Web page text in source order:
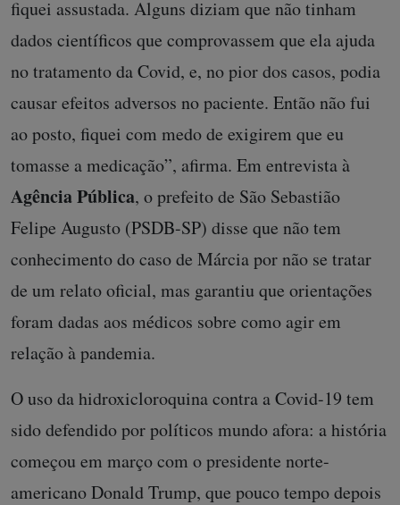
fiquei assustada. Alguns diziam que não tinham
dados científicos que comprovassem que ela ajuda
no tratamento da Covid, e, no pior dos casos, podia
causar efeitos adversos no paciente. Então não fui
ao posto, fiquei com medo de exigirem que eu
tomasse a medicação”, afirma. Em entrevista à
Agência Pública, o prefeito de São Sebastião
Felipe Augusto (PSDB-SP) disse que não tem
conhecimento do caso de Márcia por não se tratar
de um relato oficial, mas garantiu que orientações
foram dadas aos médicos sobre como agir em
relação à pandemia.
O uso da hidroxicloroquina contra a Covid-19 tem
sido defendido por políticos mundo afora: a história
começou em março com o presidente norte-
americano Donald Trump, que pouco tempo depois